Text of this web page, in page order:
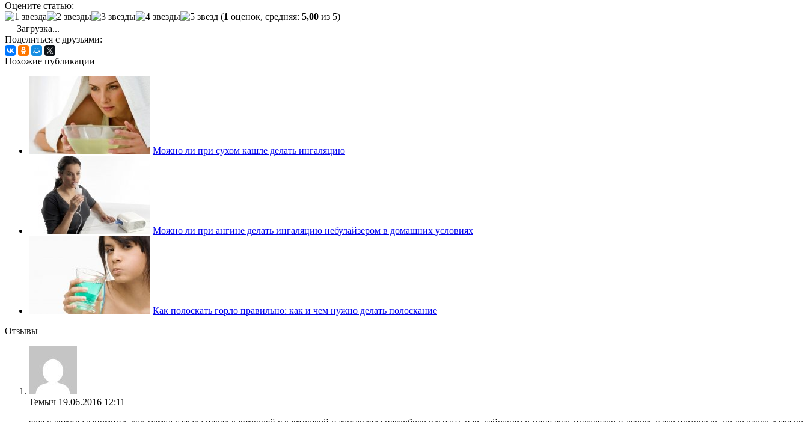
Оцените статью:
(1 оценок, средняя: 5,00 из 5)
Загрузка...
Поделиться с друзьями:
Похожие публикации
Можно ли при сухом кашле делать ингаляцию
Можно ли при ангине делать ингаляцию небулайзером в домашних условиях
Как полоскать горло правильно: как и чем нужно делать полоскание
Отзывы
Темыч 19.06.2016 12:11